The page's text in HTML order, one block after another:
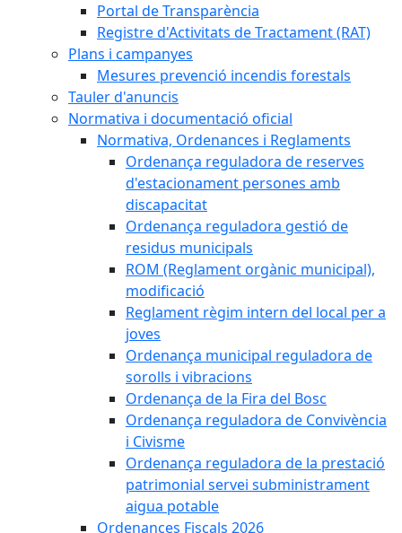
Portal de Transparència
Registre d'Activitats de Tractament (RAT)
Plans i campanyes
Mesures prevenció incendis forestals
Tauler d'anuncis
Normativa i documentació oficial
Normativa, Ordenances i Reglaments
Ordenança reguladora de reserves
d'estacionament persones amb
discapacitat
Ordenança reguladora gestió de
residus municipals
ROM (Reglament orgànic municipal),
modificació
Reglament règim intern del local per a
joves
Ordenança municipal reguladora de
sorolls i vibracions
Ordenança de la Fira del Bosc
Ordenança reguladora de Convivència
i Civisme
Ordenança reguladora de la prestació
patrimonial servei subministrament
aigua potable
Ordenances Fiscals 2026